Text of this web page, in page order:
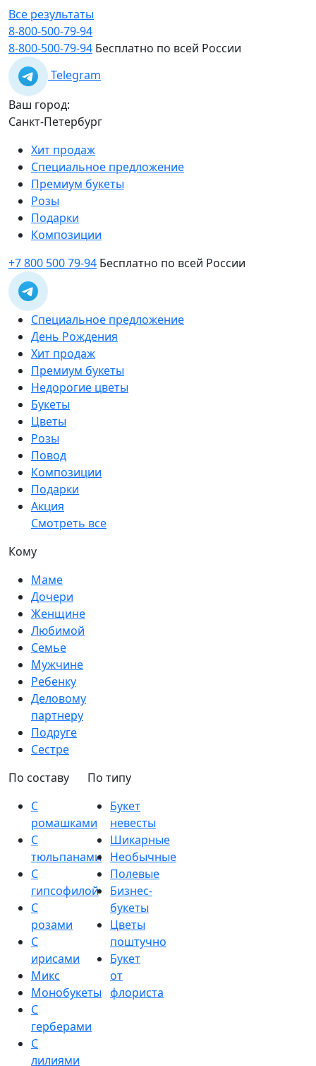
Все результаты
8-800-500-79-94
8-800-500-79-94 Бесплатно по всей России
Telegram
Ваш город:
Санкт-Петербург
Хит продаж
Специальное предложение
Премиум букеты
Розы
Подарки
Композиции
+7 800 500 79-94 Бесплатно по всей России
Специальное предложение
День Рождения
Хит продаж
Премиум букеты
Недорогие цветы
Букеты
Цветы
Розы
Повод
Композиции
Подарки
Акция
Смотреть все
Кому
Маме
Дочери
Женщине
Любимой
Семье
Мужчине
Ребенку
Деловому
партнеру
Подруге
Сестре
По составу
С
ромашками
С
тюльпанами
С
гипсофилой
С
розами
С
ирисами
Микс
Монобукеты
С
герберами
С
лилиями
По типу
Букет
невесты
Шикарные
Необычные
Полевые
Бизнес-
букеты
Цветы
поштучно
Букет
от
флориста